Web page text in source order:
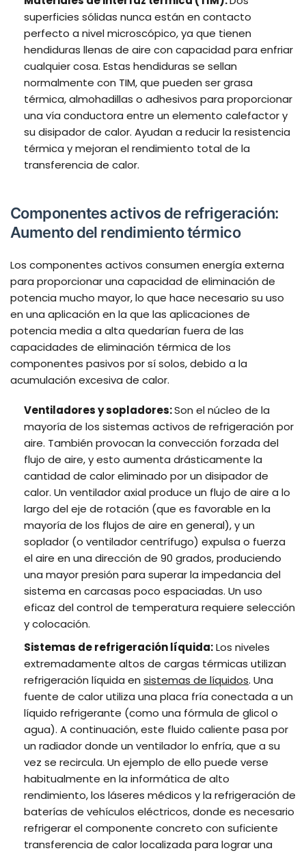
superficies sólidas nunca están en contacto
perfecto a nivel microscópico, ya que tienen
hendiduras llenas de aire con capacidad para enfriar
cualquier cosa. Estas hendiduras se sellan
normalmente con TIM, que pueden ser grasa
térmica, almohadillas o adhesivos para proporcionar
una vía conductora entre un elemento calefactor y
su disipador de calor. Ayudan a reducir la resistencia
térmica y mejoran el rendimiento total de la
transferencia de calor.
Componentes activos de refrigeración:
Aumento del rendimiento térmico
Los componentes activos consumen energía externa
para proporcionar una capacidad de eliminación de
potencia mucho mayor, lo que hace necesario su uso
en una aplicación en la que las aplicaciones de
potencia media a alta quedarían fuera de las
capacidades de eliminación térmica de los
componentes pasivos por sí solos, debido a la
acumulación excesiva de calor.
Ventiladores y sopladores:Son el núcleo de la
mayoría de los sistemas activos de refrigeración por
aire. También provocan la convección forzada del
flujo de aire, y esto aumenta drásticamente la
cantidad de calor eliminado por un disipador de
calor. Un ventilador axial produce un flujo de aire a lo
largo del eje de rotación (que es favorable en la
mayoría de los flujos de aire en general), y un
soplador (o ventilador centrífugo) expulsa o fuerza
el aire en una dirección de 90 grados, produciendo
una mayor presión para superar la impedancia del
sistema en carcasas poco espaciadas. Un uso
eficaz del control de temperatura requiere selección
y colocación.
Sistemas de refrigeración líquida:Los niveles
extremadamente altos de cargas térmicas utilizan
refrigeración líquida en sistemas de líquidos. Una
fuente de calor utiliza una placa fría conectada a un
líquido refrigerante (como una fórmula de glicol o
agua). A continuación, este fluido caliente pasa por
un radiador donde un ventilador lo enfría, que a su
vez se recircula. Un ejemplo de ello puede verse
habitualmente en la informática de alto
rendimiento, los láseres médicos y la refrigeración de
baterías de vehículos eléctricos, donde es necesario
refrigerar el componente concreto con suficiente
transferencia de calor localizada para lograr una